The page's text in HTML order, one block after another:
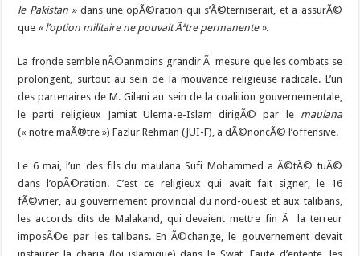
le Pakistan »dans une opÃ©ration qui s’Ã©terniserait, et a assurÃ©
que « l’option militaire ne pouvait Ãªtre permanente ».
La fronde semble nÃ©anmoins grandir Ã mesure que les combats se
prolongent, surtout au sein de la mouvance religieuse radicale. L’un
des partenaires de M. Gilani au sein de la coalition gouvernementale,
le parti religieux Jamiat Ulema-e-Islam dirigÃ© par le maulana
(« notre maÃ®tre »)Fazlur Rehman (JUI-F), a dÃ©noncÃ© l’offensive.
Le 6 mai, l’un des fils du maulanaSufi Mohammed a Ã©tÃ© tuÃ©
dans l’opÃ©ration. C’est ce religieux qui avait fait signer, le 16
fÃ©vrier, au gouvernement provincial du nord-ouest et aux talibans,
les accords dits de Malakand, qui devaient mettre fin Ã la terreur
imposÃ©e par les talibans. En Ã©change, le gouvernement devait